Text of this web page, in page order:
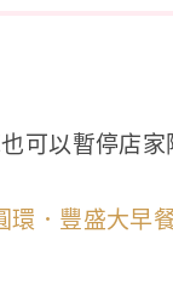
可以暫停店